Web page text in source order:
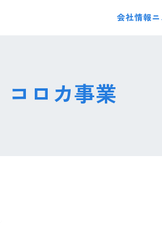
会社情報
コロカ事業